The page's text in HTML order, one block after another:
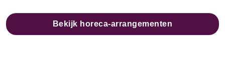
Bekijk horeca-arrangementen